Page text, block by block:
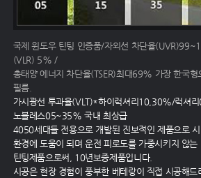
국제 윈도우 틴팅 인증품/자외선 차단율
(VLR) 5% /
총태양 에너지 차단율(TSER)최대69% 가장 한국형
필름.
가시광선 투과율(VLT)*하이럭셔리10,30%/럭셔
노블레스05~35% 국내 최상급
4050세대들 전용으로 개발된 진보적인 제품으로
환경에 도움이 되며 운전 피로도를 가중시키지 않는
틴팅제품으로써, 10년보증제품입니다.
시공은 현장 경험이 풍부한 베테랑이 직접 시공해드